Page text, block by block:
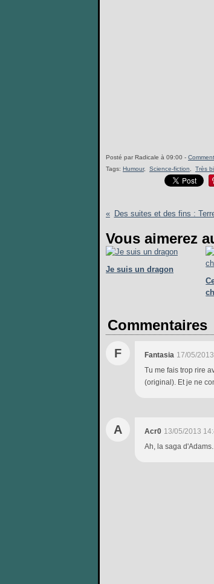
Posté par Radicale à 09:00 -
Tags: Humour, Science-fiction Très
Des suites et des fins :
Vous aimerez
Je suis un dragon
Commentaires
F Fantasia 17/05/
Tu me fais trop rire
(original). Et je ne
A Acr0 13/05/2013
Ah, la saga